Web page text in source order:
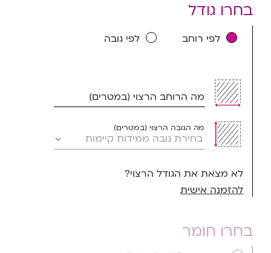
בחרו גודל
לפי רוחב לפי גובה
מה הרוחב הרצוי (במטרים)
מה הגובה הרצוי (במטרים)
לא מצאת את הגודל הרצוי?
להזמנה אישית
בחרו חומר